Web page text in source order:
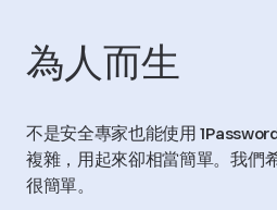
為人而生
不是安全專家也能使用
複雜，用起來卻相當簡單。我們
很簡單。